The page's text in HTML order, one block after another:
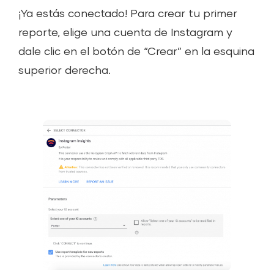
¡Ya estás conectado! Para crear tu primer
reporte, elige una cuenta de Instagram y
dale clic en el botón de “Crear” en la esquina
superior derecha.